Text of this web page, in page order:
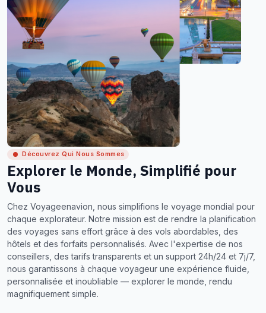
Découvrez Qui Nous Sommes
Explorer le Monde, Simplifié pour
Vous
Chez Voyageenavion, nous simplifions le voyage mondial pour
chaque explorateur. Notre mission est de rendre la planification
des voyages sans effort grâce à des vols abordables, des
hôtels et des forfaits personnalisés. Avec l'expertise de nos
conseillers, des tarifs transparents et un support 24h/24 et 7j/7,
nous garantissons à chaque voyageur une expérience fluide,
personnalisée et inoubliable — explorer le monde, rendu
magnifiquement simple.